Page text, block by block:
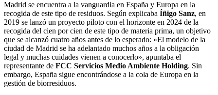
Madrid se encuentra a la vanguardia en España y Europa en la
recogida de este tipo de residuos. Según explicaba Íñigo Sanz, en
2019 se lanzó un proyecto piloto con el horizonte en 2024 de la
recogida del cien por cien de este tipo de materia prima, un objetivo
que se alcanzó cuatro años antes de lo esperado: «El modelo de la
ciudad de Madrid se ha adelantado muchos años a la obligación
legal y muchas cuidades vienen a conocerlo», apuntaba el
representante de FCC Servicios Medio Ambiente Holding. Sin
embargo, España sigue encontrándose a la cola de Europa en la
gestión de biorresiduos.